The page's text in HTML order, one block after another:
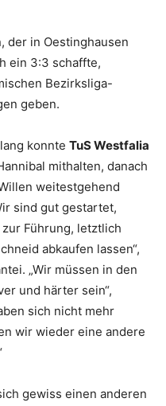
der in Oestinghausen
ein 3:3 schaffte,
Bezirksliga-
geben.
konnte TuS Westfalia
mithalten, danach
weitestgehend
sind gut gestartet,
Führung, letztlich
abkaufen lassen“,
„Wir müssen in den
und härter sein“,
sich nicht mehr
wir wieder eine andere
gewiss einen anderen